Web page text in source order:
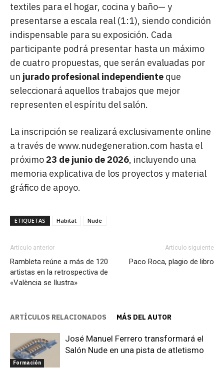
textiles para el hogar, cocina y baño— y
presentarse a escala real (1:1), siendo condición
indispensable para su exposición. Cada
participante podrá presentar hasta un máximo
de cuatro propuestas, que serán evaluadas por
un jurado profesional independiente que
seleccionará aquellos trabajos que mejor
representen el espíritu del salón.
La inscripción se realizará exclusivamente online
a través de www.nudegeneration.com hasta el
próximo 23 de junio de 2026, incluyendo una
memoria explicativa de los proyectos y material
gráfico de apoyo.
ETIQUETAS Habitat Nude
Artículo anterior
Rambleta reúne a más de 120
artistas en la retrospectiva de
«València se Ilustra»
Artículo siguiente
Paco Roca, plagio de libro
ARTÍCULOS RELACIONADOS MÁS DEL AUTOR
Formación
José Manuel Ferrero transformará el
Salón Nude en una pista de atletismo